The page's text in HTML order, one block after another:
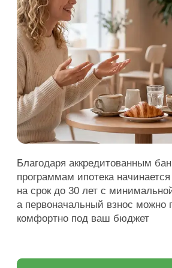
20% первый взнос
Первоначальный взнос по программе
Благодаря аккредитованным банкам и льготным
программам ипотека начинается от 6% годовых
на срок до 30 лет с минимальной переплатой,
а первоначальный взнос можно подобрать
комфортно под ваш бюджет
Рассчитать платеж